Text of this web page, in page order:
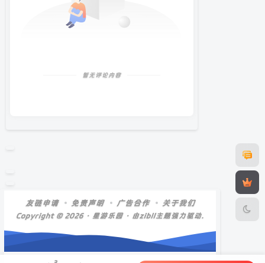
暂无评论内容
友链申请 免责声明 广告合作 关于我们
Copyright © 2026 · 星游乐园· 由zibll主题强力驱动.